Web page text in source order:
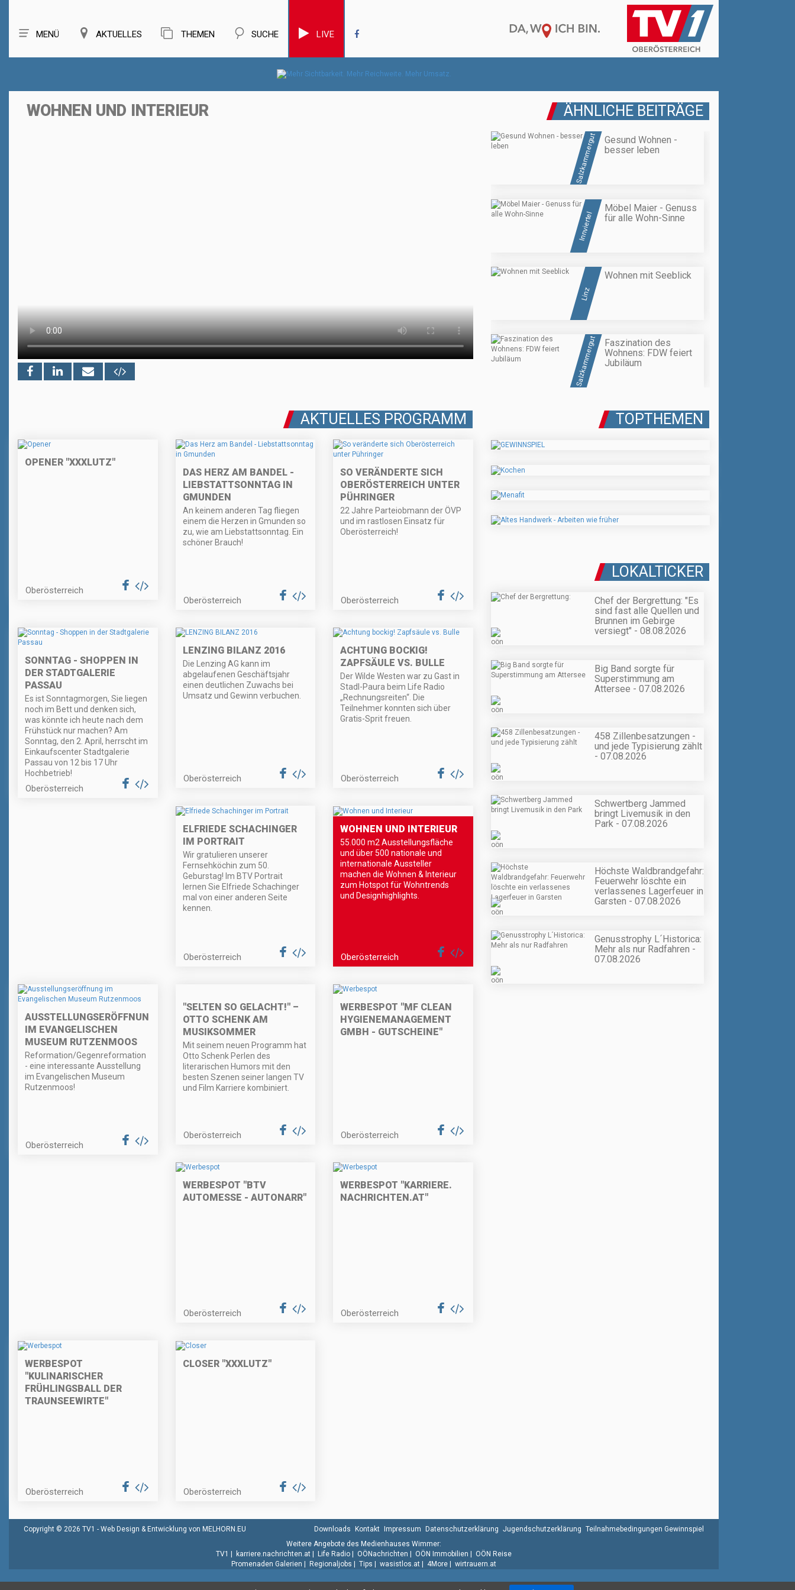
MENÜ AKTUELLES THEMEN SUCHE LIVE
WOHNEN UND INTERIEUR ÄHNLICHE BEITRÄGE
Salzkammergut
Gesund Wohnen -
besser leben
Innviertel
Möbel Maier - Genuss
für alle Wohn-Sinne
Linz
Wohnen mit Seeblick
Salzkammergut
Faszination des
Wohnens: FDW feiert
Jubiläum
AKTUELLES PROGRAMM
OPENER "XXXLUTZ"
Oberösterreich
DAS HERZ AM BANDEL -
LIEBSTATTSONNTAG IN
GMUNDEN
An keinem anderen Tag fliegen
einem die Herzen in Gmunden so
zu, wie am Liebstattsonntag. Ein
schöner Brauch!
Oberösterreich
SO VERÄNDERTE SICH
OBERÖSTERREICH UNTER
PÜHRINGER
22 Jahre Parteiobmann der ÖVP
und im rastlosen Einsatz für
Oberösterreich!
Oberösterreich
SONNTAG - SHOPPEN IN
DER STADTGALERIE
PASSAU
Es ist Sonntagmorgen, Sie liegen
noch im Bett und denken sich,
was könnte ich heute nach dem
Frühstück nur machen? Am
Sonntag, den 2. April, herrscht im
Einkaufscenter Stadtgalerie
Passau von 12 bis 17 Uhr
Hochbetrieb!
Oberösterreich
LENZING BILANZ 2016
Die Lenzing AG kann im
abgelaufenen Geschäftsjahr
einen deutlichen Zuwachs bei
Umsatz und Gewinn verbuchen.
Oberösterreich
ACHTUNG BOCKIG!
ZAPFSÄULE VS. BULLE
Der Wilde Westen war zu Gast in
Stadl-Paura beim Life Radio
„Rechnungsreiten“. Die
Teilnehmer konnten sich über
Gratis-Sprit freuen.
Oberösterreich
ELFRIEDE SCHACHINGER
IM PORTRAIT
Wir gratulieren unserer
Fernsehköchin zum 50.
Geburstag! Im BTV Portrait
lernen Sie Elfriede Schachinger
mal von einer anderen Seite
kennen.
Oberösterreich
WOHNEN UND INTERIEUR
55.000 m2 Ausstellungsfläche
und über 500 nationale und
internationale Aussteller
machen die Wohnen & Interieur
zum Hotspot für Wohntrends
und Designhighlights.
Oberösterreich
AUSSTELLUNGSERÖFFNUNG
IM EVANGELISCHEN
MUSEUM RUTZENMOOS
Reformation/Gegenreformation
- eine interessante Ausstellung
im Evangelischen Museum
Rutzenmoos!
Oberösterreich
"SELTEN SO GELACHT!" –
OTTO SCHENK AM
MUSIKSOMMER
Mit seinem neuen Programm hat
Otto Schenk Perlen des
literarischen Humors mit den
besten Szenen seiner langen TV
und Film Karriere kombiniert.
Oberösterreich
WERBESPOT "MF CLEAN
HYGIENEMANAGEMENT
GMBH - GUTSCHEINE"
Oberösterreich
WERBESPOT "BTV
AUTOMESSE - AUTONARR"
Oberösterreich
WERBESPOT "KARRIERE.
NACHRICHTEN.AT"
Oberösterreich
WERBESPOT
"KULINARISCHER
FRÜHLINGSBALL DER
TRAUNSEEWIRTE"
Oberösterreich
CLOSER "XXXLUTZ"
Oberösterreich
TOPTHEMEN
LOKALTICKER
Chef der Bergrettung: "Es
sind fast alle Quellen und
Brunnen im Gebirge
versiegt" - 08.08.2026
Big Band sorgte für
Superstimmung am
Attersee - 07.08.2026
458 Zillenbesatzungen -
und jede Typisierung zählt
- 07.08.2026
Schwertberg Jammed
bringt Livemusik in den
Park - 07.08.2026
Höchste Waldbrandgefahr:
Feuerwehr löschte ein
verlassenes Lagerfeuer in
Garsten - 07.08.2026
Genusstrophy L´Historica:
Mehr als nur Radfahren -
07.08.2026
Copyright © 2026 TV1 - Web Design & Entwicklung von MELHORN.EU Downloads Kontakt Impressum Datenschutzerklärung Jugendschutzerklärung Teilnahmebedingungen Gewinnspiel
Weitere Angebote des Medienhauses Wimmer:
TV1 | karriere.nachrichten.at | Life Radio | OÖNachrichten | OÖN Immobilien | OÖN Reise
Promenaden Galerien | Regionaljobs | Tips | wasistlos.at | 4More | wirtrauern.at